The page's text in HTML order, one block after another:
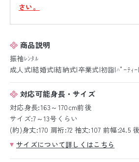
さい。
商品説明
振袖ﾚﾝﾀﾙ
成人式|結婚式|結納式|卒業式|初詣|ﾊﾟｰﾃｨ
対応可能身長・サイズ
対応身長:163～170cm前後
サイズ:7～13号くらい
(約)身丈:170 肩裄:72 袖丈:107 前幅:24.5
サイズについて詳しくはこちら